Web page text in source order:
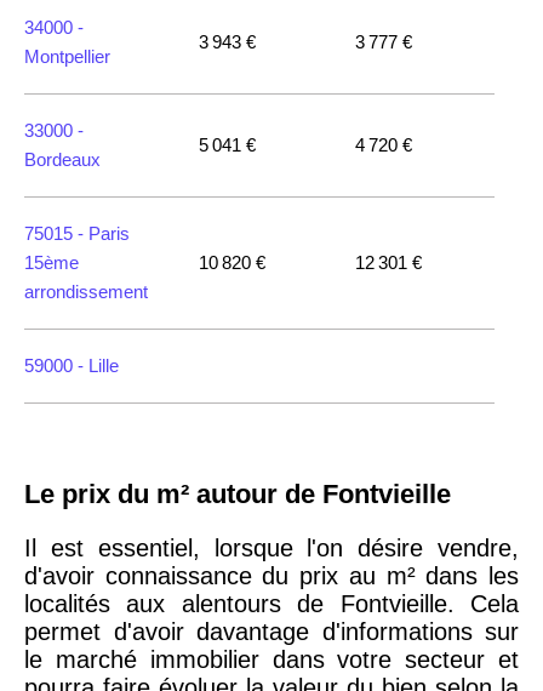
34000 -
Montpellier
3 943 € 3 777 €
33000 -
Bordeaux
5 041 € 4 720 €
75015 - Paris
15ème
arrondissement
10 820 € 12 301 €
59000 - Lille
75018 -
18ème
arrondissement
10 114 € 11 322 €
75020 -Paris
20ème
9 623 € 11 141 €
Le prix du m² autour de Fontvieille
Il est essentiel, lorsque l'on désire vendre,
d'avoir connaissance du prix au m² dans les
localités aux alentours de Fontvieille. Cela
permet d'avoir davantage d'informations sur
le marché immobilier dans votre secteur et